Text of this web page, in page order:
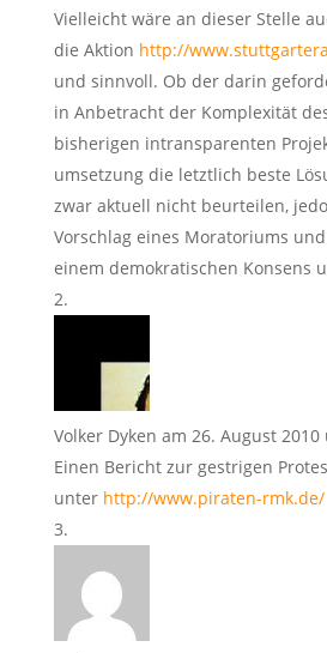
Vielleicht wäre an dieser Stelle
die Aktion http://
und sinnvoll. Ob der darin
in Anbetracht der Komplexität
bisherigen intransparenten
umsetzung die letztlich beste
zwar aktuell nicht beurteilen,
Vorschlag eines Moratoriums
einem demokratischen Konsens
Volker Dyken am 26. August 2010
Einen Bericht zur gestrigen
unter http://www.piraten-rmk.de/